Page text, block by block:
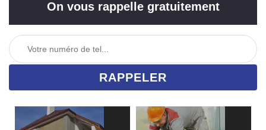
On vous rappelle gratuitement